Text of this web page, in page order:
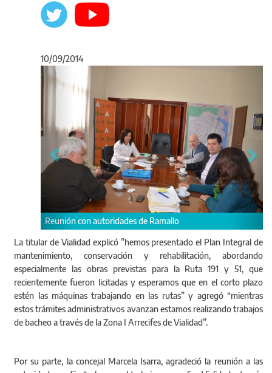
10/09/2014
autoridades de Ramallo Reunión con autoridades
Anterior
La titular de Vialidad explicó ”hemos presentado el Plan Integral de
mantenimiento, conservación y rehabilitación, abordando
especialmente las obras previstas para la Ruta 191 y 51, que
recientemente fueron licitadas y esperamos que en el corto plazo
estén las máquinas trabajando en las rutas” y agregó “mientras
estos trámites administrativos avanzan estamos realizando trabajos
de bacheo a través de la Zona I Arrecifes de Vialidad”.
Por su parte, la concejal Marcela Isarra, agradeció la reunión a las